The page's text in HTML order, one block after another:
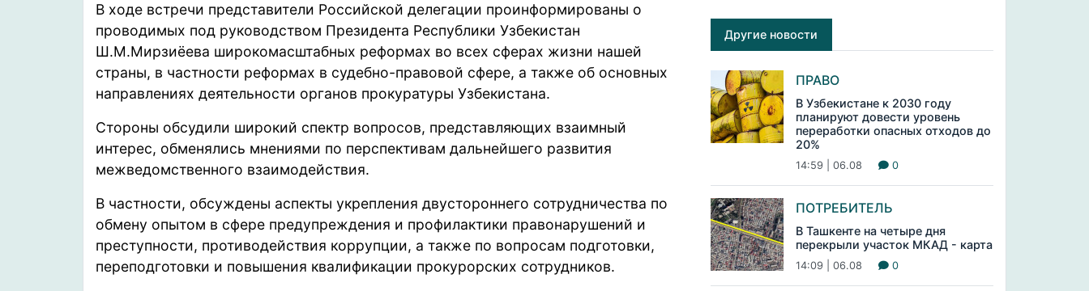
В ходе встречи представители Российской делегации проинформированы о
проводимых под руководством Президента Республики Узбекистан
Ш.М.Мирзиёева широкомасштабных реформах во всех сферах жизни нашей
страны, в частности реформах в судебно-правовой сфере, а также об основных
направлениях деятельности органов прокуратуры Узбекистана.
Стороны обсудили широкий спектр вопросов, представляющих взаимный
интерес, обменялись мнениями по перспективам дальнейшего развития
межведомственного взаимодействия.
В частности, обсуждены аспекты укрепления двустороннего сотрудничества по
обмену опытом в сфере предупреждения и профилактики правонарушений и
преступности, противодействия коррупции, а также по вопросам подготовки,
переподготовки и повышения квалификации прокурорских сотрудников.
Другие новости
ПРАВО
В Узбекистане к 2030 году
планируют довести уровень
переработки опасных отходов до
20%
14:59 | 06.08 0
ПОТРЕБИТЕЛЬ
В Ташкенте на четыре дня
перекрыли участок МКАД - карта
14:09 | 06.08 0